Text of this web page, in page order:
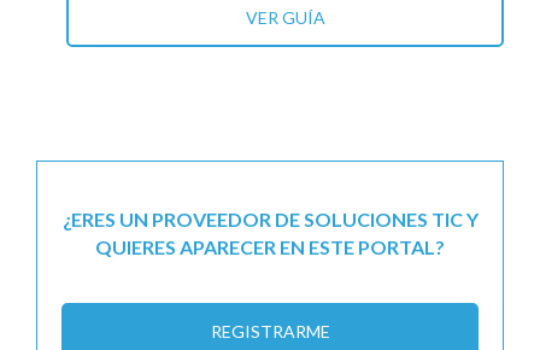
VER GUÍA
¿ERES UN PROVEEDOR DE SOLUCIONES TIC Y
QUIERES APARECER EN ESTE PORTAL?
REGISTRARME